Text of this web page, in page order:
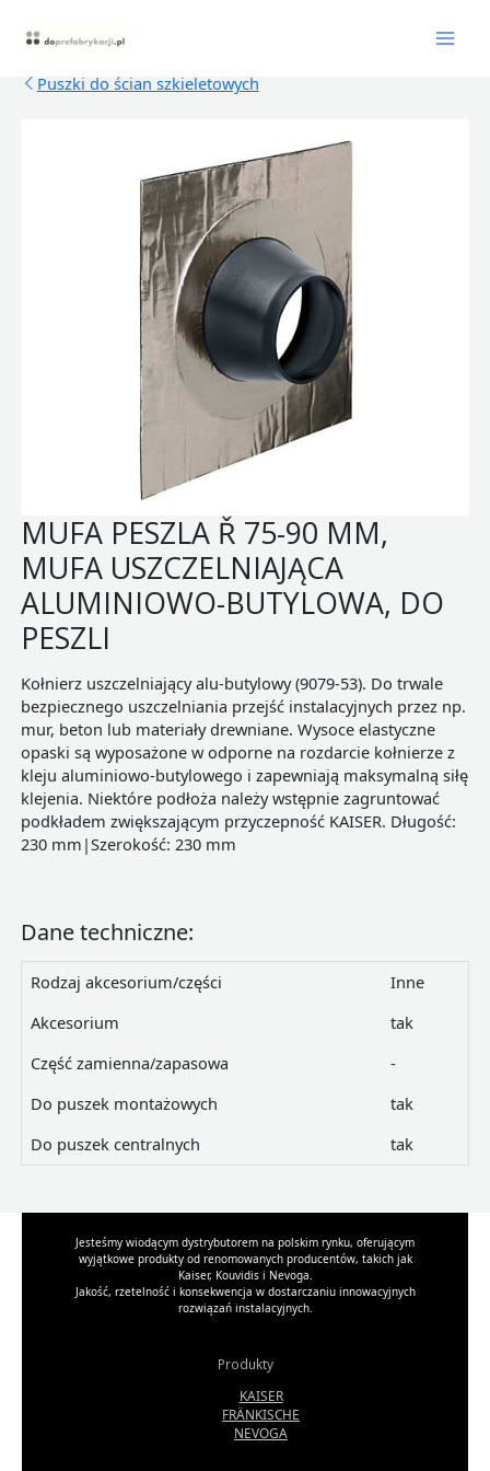
Puszki do ścian szkieletowych
MUFA PESZLA Ř 75-90 MM,
MUFA USZCZELNIAJĄCA
ALUMINIOWO-BUTYLOWA, DO
PESZLI
Kołnierz uszczelniający alu-butylowy (9079-53). Do trwale
bezpiecznego uszczelniania przejść instalacyjnych przez np.
mur, beton lub materiały drewniane. Wysoce elastyczne
opaski są wyposażone w odporne na rozdarcie kołnierze z
kleju aluminiowo-butylowego i zapewniają maksymalną siłę
klejenia. Niektóre podłoża należy wstępnie zagruntować
podkładem zwiększającym przyczepność KAISER. Długość:
230 mm|Szerokość: 230 mm
Dane techniczne:
Rodzaj akcesorium/części
Inne
Akcesorium
tak
Część zamienna/zapasowa
-
Do puszek montażowych
tak
Do puszek centralnych
tak
Jesteśmy wiodącym dystrybutorem na polskim rynku, oferującym
wyjątkowe produkty od renomowanych producentów, takich jak
Kaiser, Kouvidis i Nevoga.
Jakość, rzetelność i konsekwencja w dostarczaniu innowacyjnych
rozwiązań instalacyjnych.
Produkty
KAISER
FRÄNKISCHE
NEVOGA